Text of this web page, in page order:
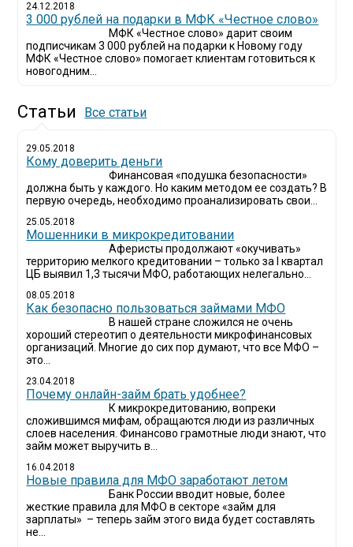
24.12.2018
3 000 рублей на подарки в МФК «Честное слово»
МФК «Честное слово» дарит своим
подписчикам 3 000 рублей на подарки к Новому году
МФК «Честное слово» помогает клиентам готовиться к
новогодним...
Статьи Все статьи
29.05.2018
Кому доверить деньги
Финансовая «подушка безопасности»
должна быть у каждого. Но каким методом ее создать? В
первую очередь, необходимо проанализировать свои...
25.05.2018
Мошенники в микрокредитовании
Аферисты продолжают «окучивать»
территорию мелкого кредитовании – только за I квартал
ЦБ выявил 1,3 тысячи МФО, работающих нелегально...
08.05.2018
Как безопасно пользоваться займами МФО
В нашей стране сложился не очень
хороший стереотип о деятельности микрофинансовых
организаций. Многие до сих пор думают, что все МФО –
это...
23.04.2018
Почему онлайн-займ брать удобнее?
К микрокредитованию, вопреки
сложившимся мифам, обращаются люди из различных
слоев населения. Финансово грамотные люди знают, что
займ может выручить в...
16.04.2018
Новые правила для МФО заработают летом
Банк России вводит новые, более
жесткие правила для МФО в секторе «займ для
зарплаты» – теперь займ этого вида будет составлять
не...